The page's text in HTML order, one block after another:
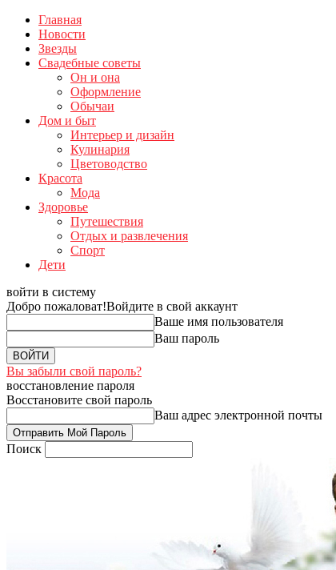
Главная
Новости
Звезды
Свадебные советы
Он и она
Оформление
Обычаи
Дом и быт
Интерьер и дизайн
Кулинария
Цветоводство
Красота
Мода
Здоровье
Путешествия
Отдых и развлечения
Спорт
Дети
войти в систему
Добро пожаловат!Войдите в свой аккаунт
Ваше имя пользователя
Ваш пароль
Вы забыли свой пароль?
восстановление пароля
Восстановите свой пароль
Ваш адрес электронной почты
Поиск